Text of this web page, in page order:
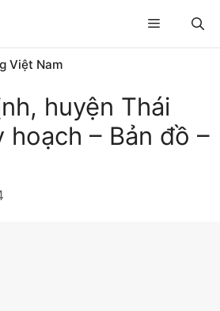
Menu
Việt Nam
huyện Thái
hoạch – Bản đồ –